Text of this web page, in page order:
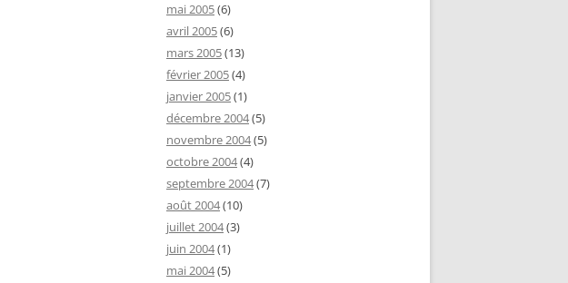
mai 2005(6)
avril 2005(6)
mars 2005(13)
février 2005(4)
janvier 2005(1)
décembre 2004(5)
novembre 2004(5)
octobre 2004(4)
septembre 2004(7)
août 2004(10)
juillet 2004(3)
juin 2004(1)
mai 2004(5)